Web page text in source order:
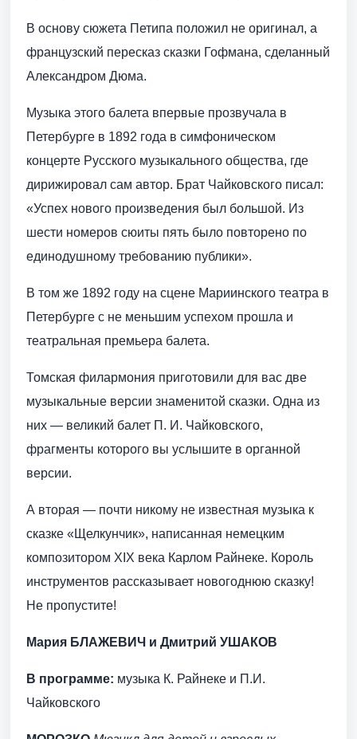
В основу сюжета Петипа положил не оригинал, а
французский пересказ сказки Гофмана, сделанный
Александром Дюма.
Музыка этого балета впервые прозвучала в
Петербурге в 1892 года в симфоническом
концерте Русского музыкального общества, где
дирижировал сам автор. Брат Чайковского писал:
«Успех нового произведения был большой. Из
шести номеров сюиты пять было повторено по
единодушному требованию публики».
В том же 1892 году на сцене Мариинского театра в
Петербурге с не меньшим успехом прошла и
театральная премьера балета.
Томская филармония приготовили для вас две
музыкальные версии знаменитой сказки. Одна из
них — великий балет П. И. Чайковского,
фрагменты которого вы услышите в органной
версии.
А вторая — почти никому не известная музыка к
сказке «Щелкунчик», написанная немецким
композитором XIX века Карлом Райнеке. Король
инструментов рассказывает новогоднюю сказку!
Не пропустите!
Мария БЛАЖЕВИЧ и Дмитрий УШАКОВ
В программе: музыка К. Райнеке и П.И.
Чайковского